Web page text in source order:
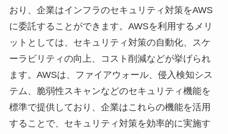
おり、企業はインフラのセキュリティ対策をAWS
に委託することができます。AWSを利用するメリ
ットとしては、セキュリティ対策の自動化、スケ
ーラビリティの向上、コスト削減などが挙げられ
ます。AWSは、ファイアウォール、侵入検知シス
テム、脆弱性スキャンなどのセキュリティ機能を
標準で提供しており、企業はこれらの機能を活用
することで、セキュリティ対策を効率的に実施す